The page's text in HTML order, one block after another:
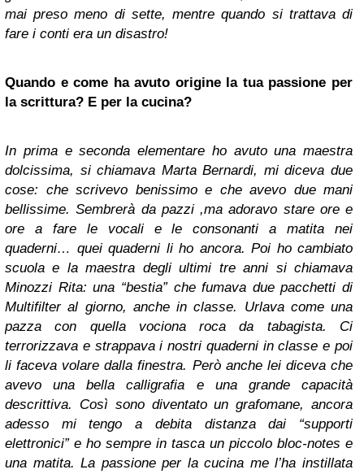
mai preso meno di sette, mentre quando si trattava di
fare i conti era un disastro!
Quando e come ha avuto origine la tua passione per
la scrittura? E per la cucina?
In prima e seconda elementare ho avuto una maestra
dolcissima, si chiamava Marta Bernardi, mi diceva due
cose: che scrivevo benissimo e che avevo due mani
bellissime. Sembrerà da pazzi ,ma adoravo stare ore e
ore a fare le vocali e le consonanti a matita nei
quaderni… quei quaderni li ho ancora. Poi ho cambiato
scuola e la maestra degli ultimi tre anni si chiamava
Minozzi Rita: una “bestia” che fumava due pacchetti di
Multifilter al giorno, anche in classe. Urlava come una
pazza con quella vociona roca da tabagista. Ci
terrorizzava e strappava i nostri quaderni in classe e poi
li faceva volare dalla finestra. Però anche lei diceva che
avevo una bella calligrafia e una grande capacità
descrittiva. Così sono diventato un grafomane, ancora
adesso mi tengo a debita distanza dai “supporti
elettronici” e ho sempre in tasca un piccolo bloc-notes e
una matita. La passione per la cucina me l’ha instillata